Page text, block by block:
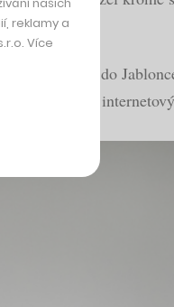
přesunul až do
a vývoji
reklamy a
Více